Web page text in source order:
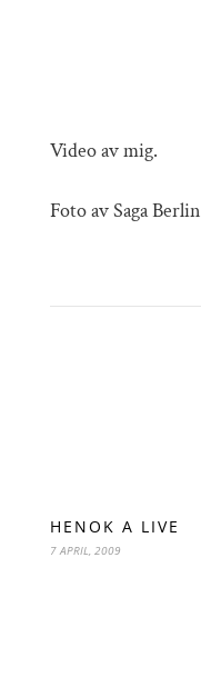
Video av mig.
Foto av Saga Berlin
HENOK A LIVE
7 APRIL, 2009